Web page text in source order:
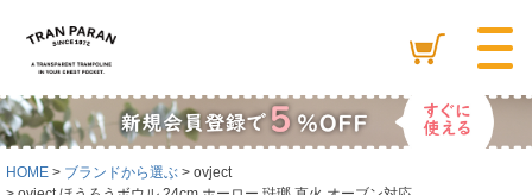
HOME ブランドから選ぶ
ovject